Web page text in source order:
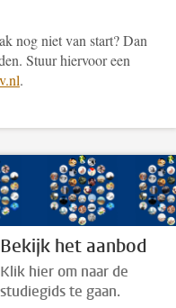
nog niet van start? Dan
Stuur hiervoor een
.
Bekijk het aanbod
Klik hier om naar de
studiegids te gaan.